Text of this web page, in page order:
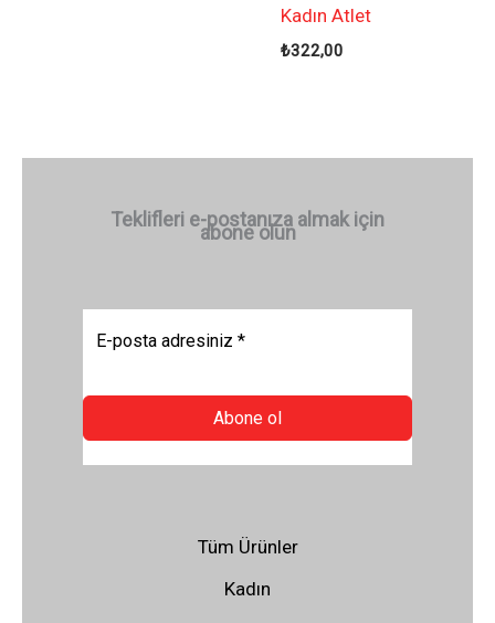
Kadın Atlet
₺322,00
Teklifleri e-postanıza almak için
abone olun
Abone ol
Tüm Ürünler
Kadın